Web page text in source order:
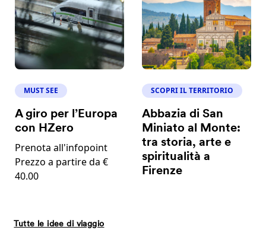
MUST SEE
A giro per l’Europa
con HZero
Prenota all'infopoint
Prezzo a partire da €
40.00
SCOPRI IL TERRITORIO
Abbazia di San
Miniato al Monte:
tra storia, arte e
spiritualità a
Firenze
Tutte le idee di viaggio